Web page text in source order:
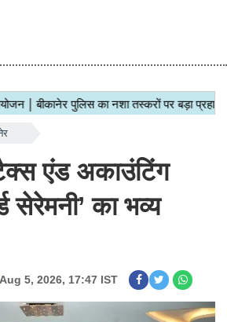
एंड अकाउंटिंग
सेरेमनी’ का भव्य
Aug 5, 2026, 17:47 IST